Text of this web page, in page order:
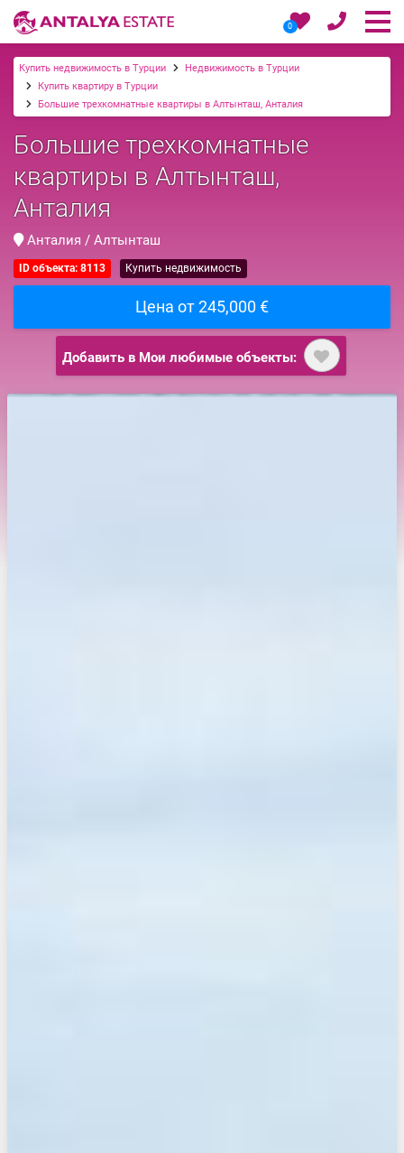
0
Купить недвижимость в Турции
Недвижимость в Турции
Купить квартиру в Турции
Большие трехкомнатные квартиры в Алтынташ, Анталия
Большие трехкомнатные
квартиры в Алтынташ,
Анталия
Анталия / Алтынташ
ID объекта: 8113 Купить недвижимость
Цена от 245,000 €
Добавить в Мои любимые объекты: